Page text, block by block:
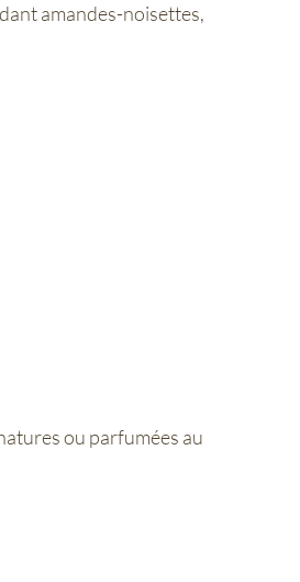
amandes-noisettes,
ou parfumées au